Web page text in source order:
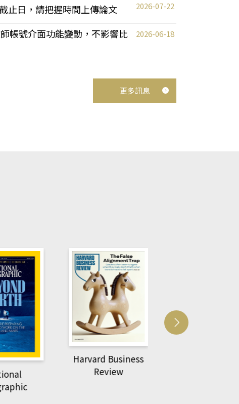
止日，請把握時間上傳論文 2026-07-22
帳號介面功能變動，不影響比
2026-06-18
更多訊息
Business
萌動力一頁漫畫學生